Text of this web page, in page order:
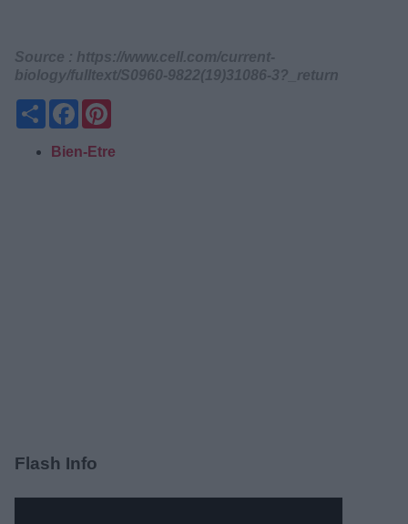
Source : https://www.cell.com/current-
biology/fulltext/S0960-9822(19)31086-3?_return
PartagerFacebook
Bien-Etre
Flash Info